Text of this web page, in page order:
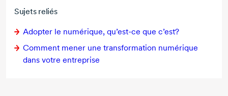
Sujets reliés
Adopter le numérique, qu’est-ce que c’est?
Comment mener une transformation numérique
dans votre entreprise